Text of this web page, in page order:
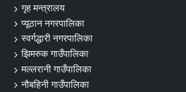
गृह मन्त्रालय
प्यूठान नगरपालिका
स्वर्गद्धारी नगरपालिका
झिमरुक गाउँपालिका
मल्लरानी गाउँपालिका
नौबहिनी गाउँपालिका